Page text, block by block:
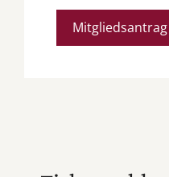
Mitgliedsantrag